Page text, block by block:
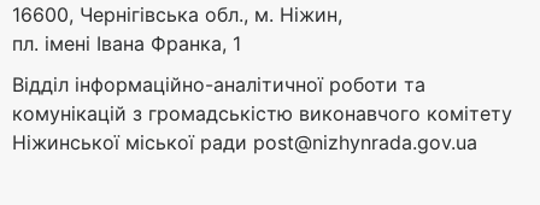
16600, Чернігівська обл., м. Ніжин,
пл. імені Івана Франка, 1
Відділ інформаційно-аналітичної роботи та
комунікацій з громадськістю виконавчого комітету
Ніжинської міської ради post@nizhynrada.gov.ua